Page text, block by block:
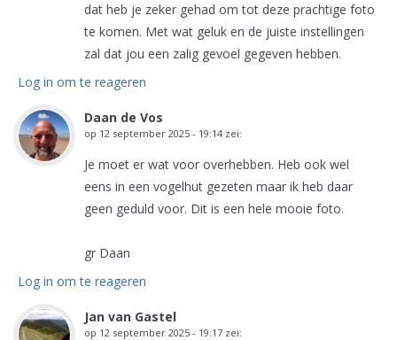
dat heb je zeker gehad om tot deze prachtige foto
te komen. Met wat geluk en de juiste instellingen
zal dat jou een zalig gevoel gegeven hebben.
Log in om te reageren
Daan de Vos
op 12 september 2025 - 19:14 zei:
Je moet er wat voor overhebben. Heb ook wel
eens in een vogelhut gezeten maar ik heb daar
geen geduld voor. Dit is een hele mooie foto.
gr Daan
Log in om te reageren
Jan van Gastel
op 12 september 2025 - 19:17 zei: